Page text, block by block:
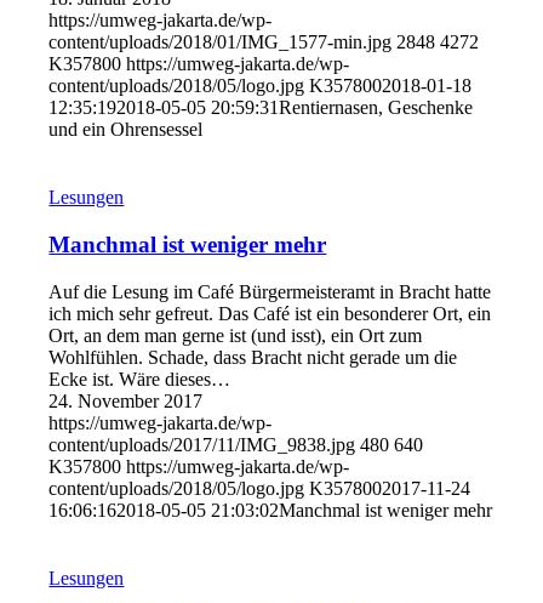
https://umweg-jakarta.de/wp-
content/uploads/2018/01/IMG_1577-min.jpg 2848 4272
K357800 https://umweg-jakarta.de/wp-
content/uploads/2018/05/logo.jpg K3578002018-01-18
12:35:192018-05-05 20:59:31Rentiernasen, Geschenke
und ein Ohrensessel
Lesungen
Manchmal ist weniger mehr
Auf die Lesung im Café Bürgermeisteramt in Bracht hatte
ich mich sehr gefreut. Das Café ist ein besonderer Ort, ein
Ort, an dem man gerne ist (und isst), ein Ort zum
Wohlfühlen. Schade, dass Bracht nicht gerade um die
Ecke ist. Wäre dieses…
24. November 2017
https://umweg-jakarta.de/wp-
content/uploads/2017/11/IMG_9838.jpg 480 640
K357800 https://umweg-jakarta.de/wp-
content/uploads/2018/05/logo.jpg K3578002017-11-24
16:06:162018-05-05 21:03:02Manchmal ist weniger mehr
Lesungen